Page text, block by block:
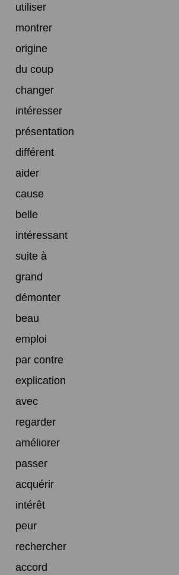
utiliser
montrer
origine
du coup
changer
intéresser
présentation
différent
aider
cause
belle
intéressant
suite à
grand
démonter
beau
emploi
par contre
explication
avec
regarder
améliorer
passer
acquérir
intérêt
peur
rechercher
accord